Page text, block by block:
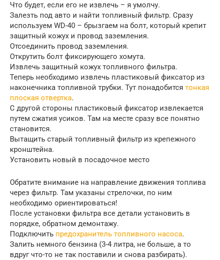
Что будет, если его не извлечь – я умолчу.
Залезть под авто и найти топливный фильтр. Сразу
используем WD-40 – брызгаем на болт, который крепит
защитный кожух и провод заземления.
Отсоединить провод заземления.
Открутить болт фиксирующего хомута.
Извлечь защитный кожух топливного фильтра.
Теперь необходимо извлечь пластиковый фиксатор из
наконечника топливной трубки. Тут понадобится тонкая
плоская отвертка.
С другой стороны пластиковый фиксатор извлекается
путем сжатия усиков. Там на месте сразу все понятно
становится.
Вытащить старый топливный фильтр из крепежного
кронштейна.
Установить новый в посадочное место
Обратите внимание на направление движения топлива
через фильтр. Там указаны стрелочки, по ним
необходимо ориентироваться!
После установки фильтра все детали установить в
порядке, обратном демонтажу.
Подключить предохранитель топливного насоса.
Залить немного бензина (3-4 литра, не больше, а то
вдруг что-то не так поставили и снова разбирать).